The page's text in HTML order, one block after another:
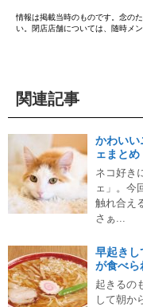
情報は掲載当時のものです。念の
い。閉店店舗については、随時メ
関連記事
かわいい
ェまとめ
ネコ好き
ェ」。今
触れ合え
さぁ...
早起きし
が食べら
起きるの
して朝か